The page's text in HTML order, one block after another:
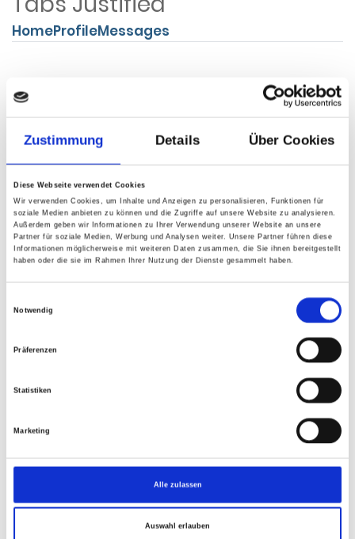
Zustimmung Details Über Cookies
Diese Webseite verwendet Cookies
Wir verwenden Cookies, um Inhalte und Anzeigen zu personalisieren, Funktionen für
soziale Medien anbieten zu können und die Zugriffe auf unsere Website zu analysieren.
Außerdem geben wir Informationen zu Ihrer Verwendung unserer Website an unsere
Partner für soziale Medien, Werbung und Analysen weiter. Unsere Partner führen diese
Informationen möglicherweise mit weiteren Daten zusammen, die Sie ihnen bereitgestellt
haben oder die sie im Rahmen Ihrer Nutzung der Dienste gesammelt haben.
Notwendig
Präferenzen
Statistiken
Marketing
Alle zulassen
Auswahl erlauben
HomeProfileMessages
Tabs Dropdown
HomeProfileDropdown
«1234
Pager
Older